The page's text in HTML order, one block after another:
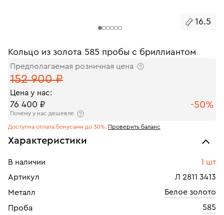
16.5
Кольцо из золота 585 пробы с бриллиантом
Предполагаемая розничная цена
152 900 ₽
Цена у нас:
76 400 ₽ -50%
Почему у нас дешевле
Доступна оплата бонусами до 30%. Проверить баланс
Характеристики
В наличии
1 шт
Артикул
Л 2811 3413
Металл
Белое золото
Проба
585